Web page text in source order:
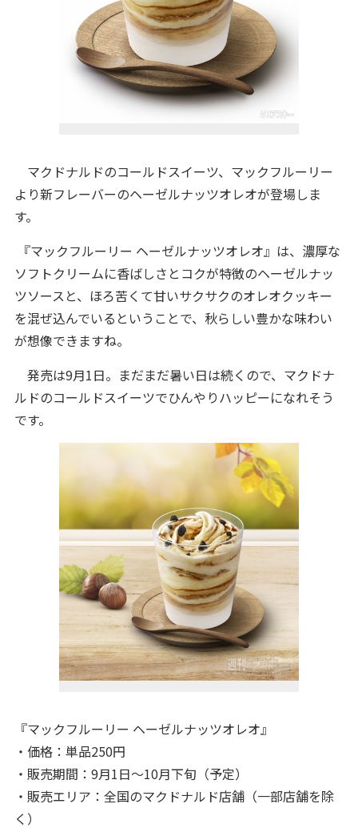
マクドナルドのコールドスイーツ、マックフルーリー
より新フレーバーのヘーゼルナッツオレオが登場しま
す。
『マックフルーリー ヘーゼルナッツオレオ』は、濃厚な
ソフトクリームに香ばしさとコクが特徴のヘーゼルナッ
ツソースと、ほろ苦くて甘いサクサクのオレオクッキー
を混ぜ込んでいるということで、秋らしい豊かな味わい
が想像できますね。
発売は9月1日。まだまだ暑い日は続くので、マクドナ
ルドのコールドスイーツでひんやりハッピーになれそう
です。
『マックフルーリー ヘーゼルナッツオレオ』
・価格：単品250円
・販売期間：9月1日～10月下旬（予定）
・販売エリア：全国のマクドナルド店舗（一部店舗を除
く）